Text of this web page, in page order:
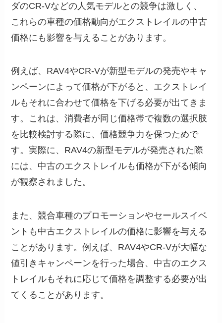
ダのCR-Vなどの人気モデルとの競争は激しく、
これらの車種の価格動向がエクストレイルの中古
価格にも影響を与えることがあります。
例えば、RAV4やCR-Vが新型モデルの発売やキャ
ンペーンによって価格が下がると、エクストレイ
ルもそれに合わせて価格を下げる必要が出てきま
す。これは、消費者が同じ価格帯で複数の選択肢
を比較検討する際に、価格競争力を保つためで
す。実際に、RAV4の新型モデルが発売された際
には、中古のエクストレイルも価格が下がる傾向
が観察されました。
また、競合車種のプロモーションやセールスイベ
ントも中古エクストレイルの価格に影響を与える
ことがあります。例えば、RAV4やCR-Vが大幅な
値引きキャンペーンを行った場合、中古のエクス
トレイルもそれに応じて価格を調整する必要が出
てくることがあります。